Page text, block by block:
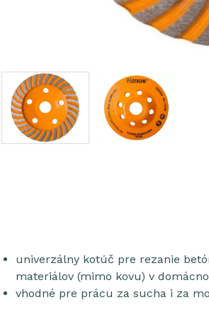
univerzálny kotúč pre rezanie
materiálov (mimo kovu) v
vhodné pre prácu za sucha i za